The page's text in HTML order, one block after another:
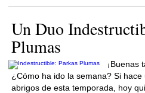
Un Duo
Plumas
¡Buenas
¿Cómo ha ido la semana? Si
abrigos de esta temporada, hoy